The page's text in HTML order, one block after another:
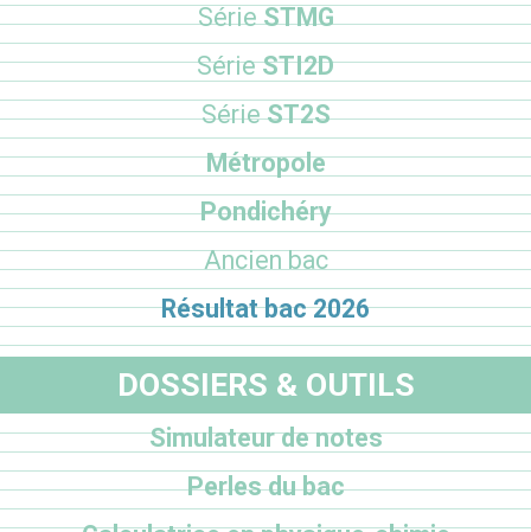
SérieSTMG
SérieSTI2D
SérieST2S
Métropole
Pondichéry
Ancien bac
Résultat bac 2026
DOSSIERS & OUTILS
Simulateur de notes
Perles du bac